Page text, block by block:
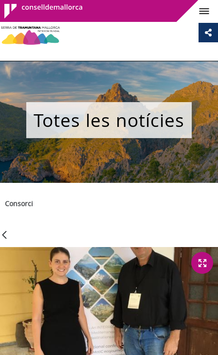
Consell de
Mallorca
Totes les notícies
Consorci